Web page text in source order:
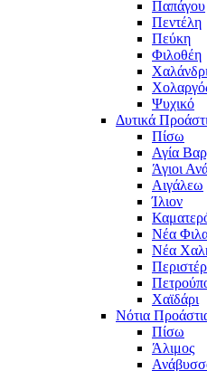
Παπάγου
Πεντέλη
Πεύκη
Φιλοθέη
Χαλάνδρι
Ψυχικό
Δυτικά
Πίσω
Αγία
Άγιοι
Αιγάλεω
Ίλιον
Νέα
Νέα
Χαϊδάρι
Νότια
Πίσω
Άλιμος